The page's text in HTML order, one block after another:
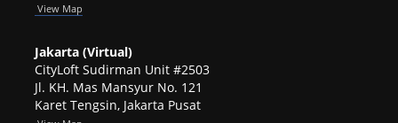
View Map
Jakarta (Virtual)
CityLoft Sudirman Unit #2503
Jl. KH. Mas Mansyur No. 121
Karet Tengsin, Jakarta Pusat